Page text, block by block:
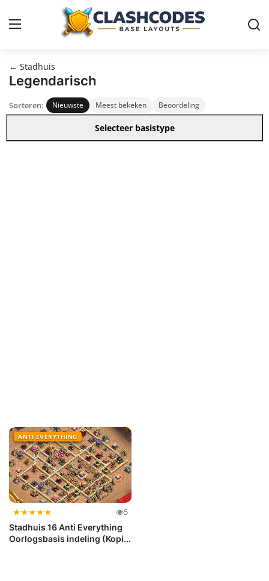
Basislayouts
Nederlands
← Stadhuis
Legendarisch
Sorteren: Nieuwste Meest bekeken Beoordeling
Selecteer basistype
ANTI EVERYTHING
★★★★★ 5
Stadhuis 16 Anti Everything
Oorlogsbasis indeling (Kopi...